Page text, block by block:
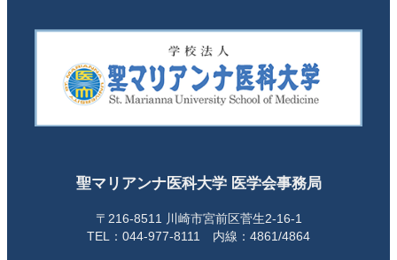
聖マリアンナ医科大学 医学会事務局
〒216-8511 川崎市宮前区菅生2-16-1
TEL：044-977-8111 内線：4861/4864